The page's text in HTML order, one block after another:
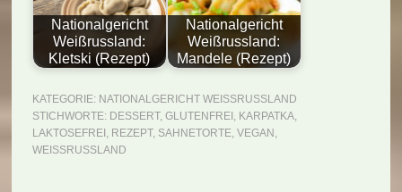
Nationalgericht
Weißrussland:
Kletski (Rezept)
Nationalgericht
Weißrussland:
Mandele (Rezept)
KATEGORIE: NATIONALGERICHT WEISSRUSSLAND
STICHWORTE: DESSERT, GLUTENFREI , KARPATKA,
LAKTOSEFREI , REZEPT, SAHNETORTE, VEGAN ,
WEISSRUSSLAND